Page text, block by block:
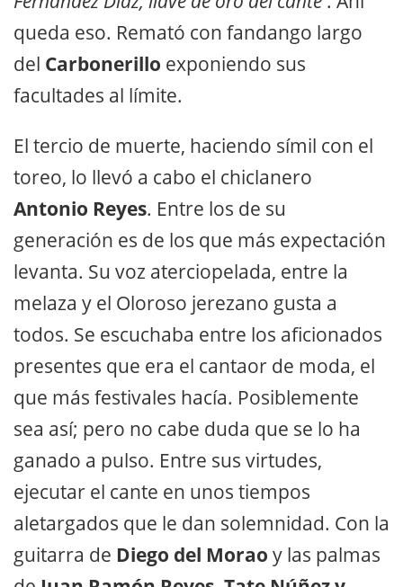
queda eso. Remató con fandango largo
del Carbonerillo exponiendo sus
facultades al límite.
El tercio de muerte, haciendo símil con el
toreo, lo llevó a cabo el chiclanero
Antonio Reyes. Entre los de su
generación es de los que más expectación
levanta. Su voz aterciopelada, entre la
melaza y el Oloroso jerezano gusta a
todos. Se escuchaba entre los aficionados
presentes que era el cantaor de moda, el
que más festivales hacía. Posiblemente
sea así; pero no cabe duda que se lo ha
ganado a pulso. Entre sus virtudes,
ejecutar el cante en unos tiempos
aletargados que le dan solemnidad. Con la
guitarra de Diego del Morao y las palmas